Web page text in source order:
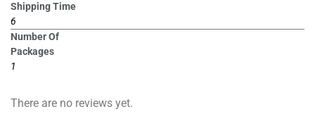
Shipping Time
6
Number Of
Packages
1
There are no reviews yet.